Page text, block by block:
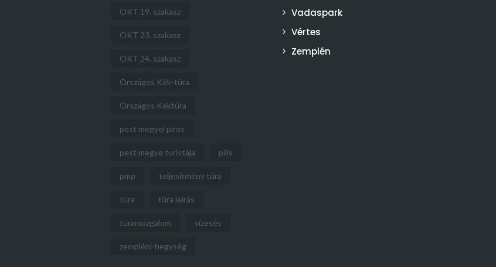
OKT 19. szakasz
OKT 23. szakasz
OKT 24. szakasz
Országos Kék-túra
Országos Kéktúra
pest megyei piros
pest megye turistája pilis
pmp teljesítmény túra
túra túra leírás
túramozgalom vízesés
zempléni-hegység
Vadaspark
Vértes
Zemplén